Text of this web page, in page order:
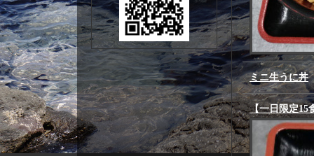
ミニ生うに丼
【一日限定15